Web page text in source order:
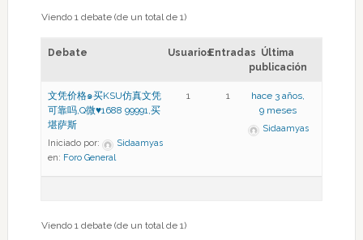
Viendo 1 debate (de un total de 1)
Debate UsuariosEntradas Última
publicación
文凭价格๑买KSU仿真文凭
可靠吗,Q微♥1688 99991,买
堪萨斯
Iniciado por:
Sidaamyas
en: Foro General
1 1
hace 3 años,
9 meses
Sidaamyas
Viendo 1 debate (de un total de 1)